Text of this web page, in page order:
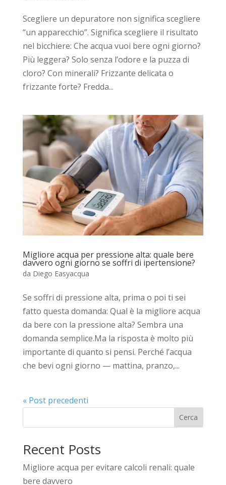
Scegliere un depuratore non significa scegliere
“un apparecchio”. Significa scegliere il risultato
nel bicchiere: Che acqua vuoi bere ogni giorno?
Più leggera? Solo senza l’odore e la puzza di
cloro? Con minerali? Frizzante delicata o
frizzante forte? Fredda...
Migliore acqua per pressione alta: quale bere
davvero ogni giorno se soffri di ipertensione?
da Diego Easyacqua
Se soffri di pressione alta, prima o poi ti sei
fatto questa domanda: Qual è la migliore acqua
da bere con la pressione alta? Sembra una
domanda semplice.Ma la risposta è molto più
importante di quanto si pensi. Perché l’acqua
che bevi ogni giorno — mattina, pranzo,...
« Post precedenti
Cerca
Recent Posts
Migliore acqua per evitare calcoli renali: quale
bere davvero